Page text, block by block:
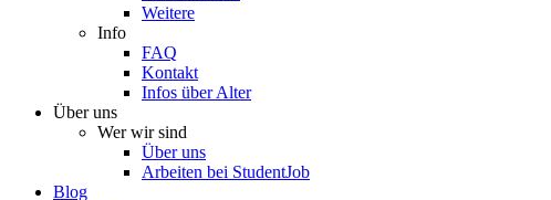
Weitere
Info
FAQ
Kontakt
Infos über Alter
Über uns
Wer wir sind
Über uns
Arbeiten bei StudentJob
Blog